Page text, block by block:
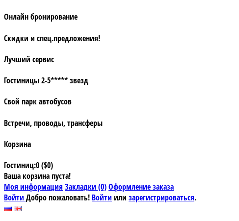
Онлайн бронирование
Скидки и спец.предложения!
Лучший сервис
Гостиницы 2-5***** звезд
Свой парк автобусов
Встречи, проводы, трансферы
Корзина
Гостиниц:0 ($0)
Ваша корзина пуста!
Моя информация Закладки (0)Оформление заказа
Войти Добро пожаловать! Войти или зарегистрироваться.